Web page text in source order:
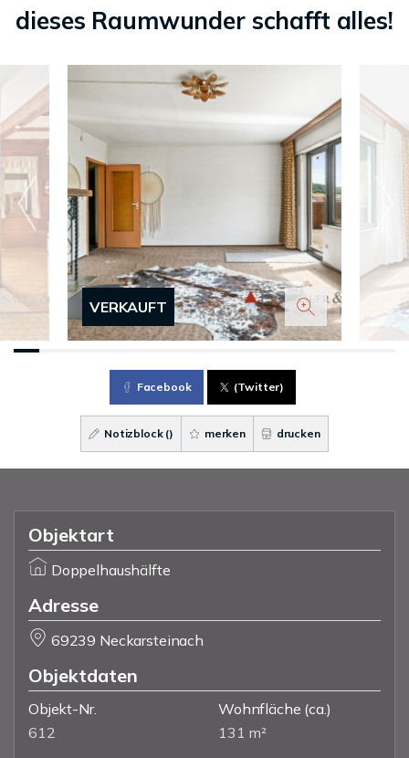
dieses Raumwunder schafft alles!
VERKAUFT
Facebook (Twitter)
Notizblock () merken drucken
Objektart
Doppelhaushälfte
Adresse
69239 Neckarsteinach
Objektdaten
Objekt-Nr.
612
Wohnfläche (ca.)
131 m²